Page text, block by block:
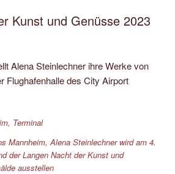
Kunst und Genüsse 2023
Alena Steinlechner ihre Werke von
Flughafenhalle des City Airport
Mannheim, Alena Steinlechner wird am 4.
der Langen Nacht der Kunst und
ausstellen